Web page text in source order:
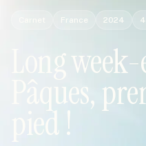
France 2024 4
Long
Pâques,
pied !